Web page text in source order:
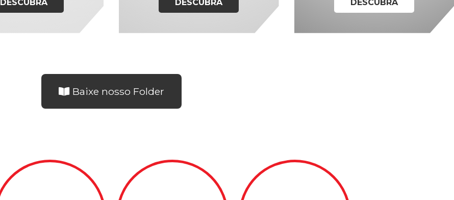
DESCUBRA DESCUBRA DESCUBRA
Baixe nosso Folder